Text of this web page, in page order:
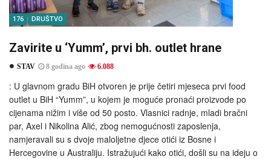
176 DRUŠTVO
Zavirite u ‘Yumm’, prvi bh. outlet hrane
STAV 8 godina ago 6.088
: U glavnom gradu BiH otvoren je prije četiri mjeseca prvi food
outlet u BiH “Yumm”, u kojem je moguće pronaći proizvode po
cijenama nižim i više od 50 posto. Vlasnici radnje, mladi bračni
par, Axel i Nikolina Alić, zbog nemogućnosti zaposlenja,
namjeravali su s dvoje maloljetne djece otići iz Bosne i
Hercegovine u Australiju. Istražujući kako otići, došli su na ideju o